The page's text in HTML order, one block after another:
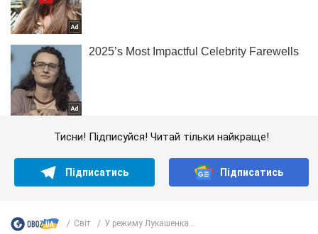
Тисни! Підписуйся! Читай тільки найкраще!
Підписатись Підписатись
Світ У режиму Лукашенка...